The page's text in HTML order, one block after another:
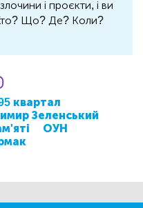
і проєкти, і ви
Що? Де? Коли?
квартал
Зеленський
ОУН